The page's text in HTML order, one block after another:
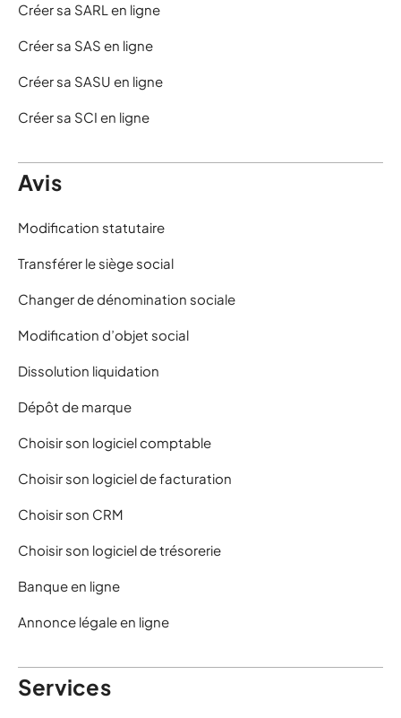
Créer sa SARL en ligne
Créer sa SAS en ligne
Créer sa SASU en ligne
Créer sa SCI en ligne
Avis
Modification statutaire
Transférer le siège social
Changer de dénomination sociale
Modification d’objet social
Dissolution liquidation
Dépôt de marque
Choisir son logiciel comptable
Choisir son logiciel de facturation
Choisir son CRM
Choisir son logiciel de trésorerie
Banque en ligne
Annonce légale en ligne
Services